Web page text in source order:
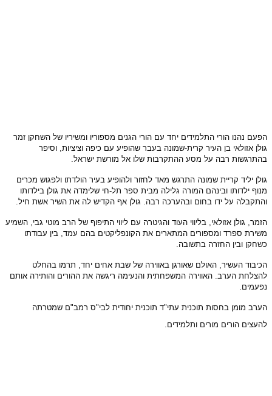
הפעם נהנו הורי התלמידים יחד עם הורי הגנים מספוריו ומשיריו של השחקן זמר
גולן אזולאי בן העיר קרית-שמונה בעבר שהופיע עם כיפה וציציות, וסיפר
בהתרגשות רבה על מסע ההתקרבות שלו אל מורשת ישראל.
גולן יליד קריית שמונה התרגש מאד לחזור ולהופיע בעיר הולדתו ולפגוש מכרים
מנוף ילדותו ובינהם המורה גלילה מבית ספר תל-חי שלימדה את גולן בילדותו
והתקבלה על ידו בחום ובהערכה רבה. גולן אף הקדיש לה את השיר אשת חיל.
הזמר, גולן אזולאי, בליווי העוד והגיטרה עם ליווי התיפוף של הרב מוטי גבי, השמיע
משירת ספרד ומספורים המתארים את הקונפליקטים בהם עמד, בין עבודתו
כשחקן ובין החזרה בתשובה.
הכיבוד העשיר, האולם שאורגן באווירה של שבת אחים יחד, תרמו בהחלט
להצלחת הערב. האווירה המשפחתית והנעימה ריגשה את ההורים והותירה אותם
נפעמים.
הערב מומן בחסות תוכנית עתי"ד תוכנית יחודית לבי"ס רמב"ם שמטרתה
להעצים הורים מורים ותלמידים.